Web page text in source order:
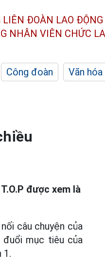
LIÊN ĐOÀN LAO
NHÂN VIÊN CHỨC
Công đoàn
Văn
được xem là
câu chuyện của
mục tiêu của
1.